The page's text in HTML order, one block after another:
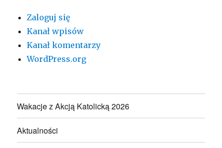
Zaloguj się
Kanał wpisów
Kanał komentarzy
WordPress.org
Wakacje z Akcją Katolicką 2026
Aktualności